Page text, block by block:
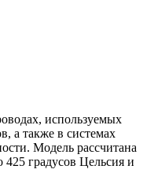
используемых
а также в системах
Модель рассчитана
градусов Цельсия и